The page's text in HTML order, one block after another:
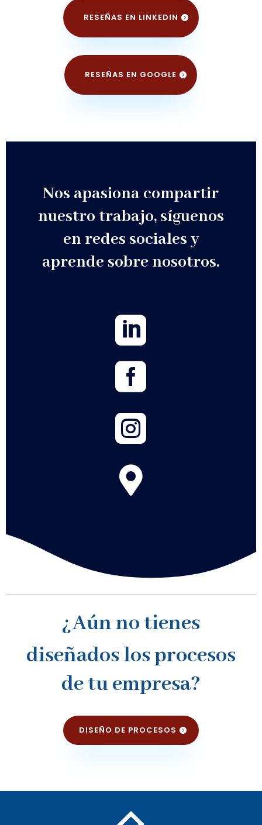
RESEÑAS EN LINKEDIN
RESEÑAS EN GOOGLE
Nos apasiona compartir
nuestro trabajo, síguenos
en redes sociales y
aprende sobre nosotros.




¿Aún no tienes
diseñados los procesos
de tu empresa?
DISEÑO DE PROCESOS